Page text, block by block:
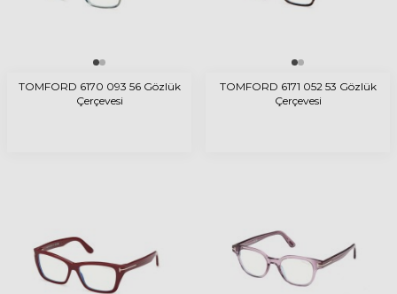
TOMFORD 6170 093 56 Gözlük
Çerçevesi
TOMFORD 6171 052 53 Gözlük
Çerçevesi